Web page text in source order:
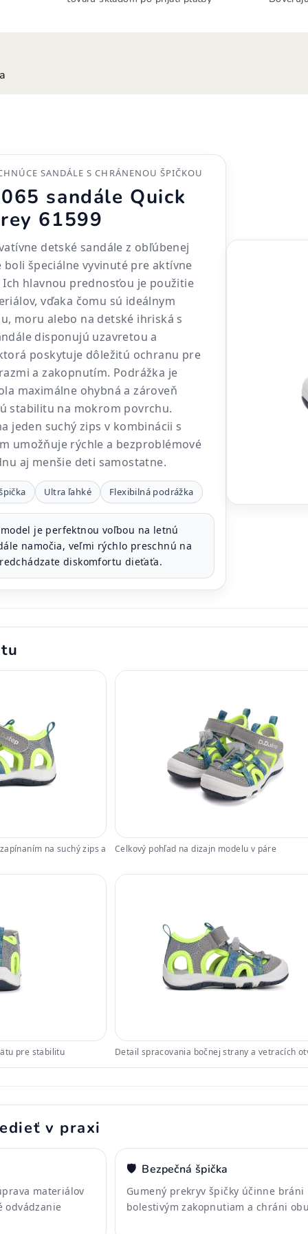
SANDÁLE S CHRÁNENOU ŠPIČKOU
sandále Quick
61599
detské sandále z obľúbenej
špeciálne vyvinuté pre aktívne
hlavnou prednosťou je použitie
vďaka čomu sú ideálnym
moru alebo na detské ihriská s
disponujú uzavretou a
poskytuje dôležitú ochranu pre
a zakopnutím. Podrážka je
maximálne ohybná a zároveň
stabilitu na mokrom povrchu.
jeden suchý zips v kombinácii s
umožňuje rýchle a bezproblémové
aj menšie deti samostatne.
Ultra ľahké Flexibilná podrážka
je perfektnou voľbou na letnú
namočia, veľmi rýchlo preschnú na
diskomfortu dieťaťa.
na suchý zips a
Celkový pohľad na dizajn modelu v páre
pre stabilitu Detail spracovania bočnej strany a vetracích
v praxi
materiálov
odvádzanie
🛡️ Bezpečná špička
Gumený prekryv špičky účinne bráni
bolestivým zakopnutiam a chráni